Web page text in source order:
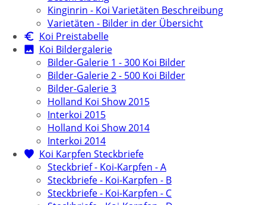
Kinginrin - Koi Varietäten Beschreibung
Varietäten - Bilder in der Übersicht
Koi Preistabelle
Koi Bildergalerie
Bilder-Galerie 1 - 300 Koi Bilder
Bilder-Galerie 2 - 500 Koi Bilder
Bilder-Galerie 3
Holland Koi Show 2015
Interkoi 2015
Holland Koi Show 2014
Interkoi 2014
Koi Karpfen Steckbriefe
Steckbrief - Koi-Karpfen - A
Steckbriefe - Koi-Karpfen - B
Steckbriefe - Koi-Karpfen - C